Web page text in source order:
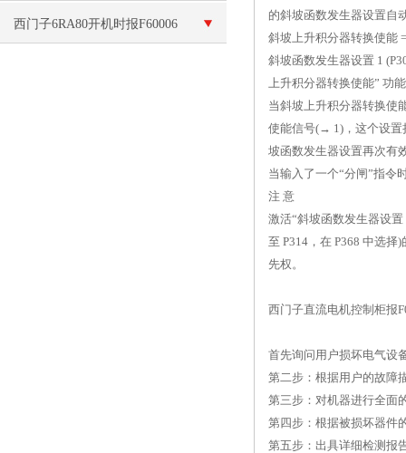
故障
西门子6RA80开机时报F60006
的斜坡函数发生器设置自
斜坡上升积分器转换使能
斜坡函数发生器设置 1
上升积分器转换使能” 功
当斜坡上升积分器转换使
使能信号(→ 1)，这个设置
坡函数发生器设置再次有
当输入了一个“分闸”指令
注 意
激活“斜坡函数发生器设置
至 P314，在 P368 中选
先权。
西门子直流电机控制柜报
首先询问用户损坏电气设
第二步：根据用户的故障
第三步：对机器进行全面
第四步：根据被损坏器件
第五步：出具详细检测报